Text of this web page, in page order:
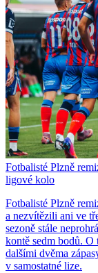
Fotbalisté Plzně
ligové kolo
Fotbalisté Plzně
a nezvítězili ani ve
sezoně stále
kontě sedm bodů. O
dalšími dvěma
v samostatné lize.